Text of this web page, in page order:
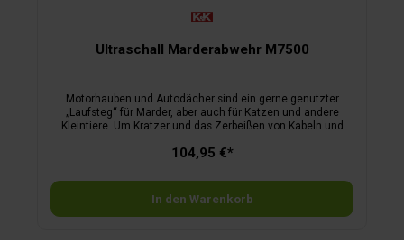
Ultraschall Marderabwehr M7500
Motorhauben und Autodächer sind ein gerne genutzter
„Laufsteg“ für Marder, aber auch für Katzen und andere
Kleintiere. Um Kratzer und das Zerbeißen von Kabeln und
herkömmliche Marderscheuchen – den Ultraschall als
diese somit zum Lautsprecher werden. Dabei dringt der
Ultraschall sowohl von oben in den Motorraum als auch nach
außen und hält Marder, Katzen und Co. fern. Wasserdicht,
CAN-Bus- und Hybrid-geeignet, selbstverlöschender
104,95 €*
In den Warenkorb